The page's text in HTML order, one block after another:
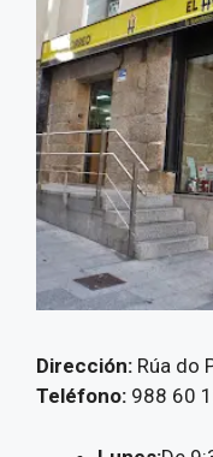
Dirección: Rúa do
Teléfono: 988 60